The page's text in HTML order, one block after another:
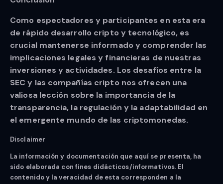
Como espectadores y participantes en esta era
de rápido desarrollo cripto y tecnológico, es
crucial mantenerse informado y comprender las
implicaciones legales y financieras de nuestras
inversiones y actividades. Los desafíos entre la
SEC y las compañías cripto nos ofrecen una
valiosa lección sobre la importancia de la
transparencia, la regulación y la adaptabilidad en
el emergente mundo de las criptomonedas.
Disclaimer
La información y documentación que aquí se presenta, ha
sido elaborada con fines didácticos/informativos. El
contenido y la veracidad de esta corresponden a la